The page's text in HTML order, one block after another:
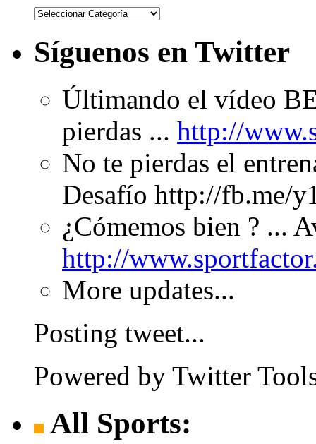
Síguenos en Twitter
Últimando el vídeo
pierdas ... http://
No te pierdas el
Desafío http://fb.me/
¿Cómemos bien ? ...
http://
More updates...
Posting tweet...
Powered by Twitter
All Sports: